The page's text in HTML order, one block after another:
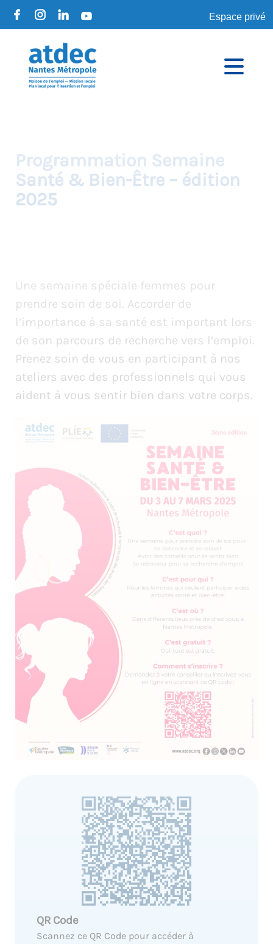
Espace privé
Programmation Semaine
Santé & Bien-Être – édition
2025
Une semaine spéciale femmes pour
prendre soin de soi. Accorder de
l’importance à sa santé est important lors
de son parcours de recherche vers l’emploi.
Prenez soin de vous en participant à nos
ateliers avec des professionnels qui vous
aident à vous sentir bien dans votre corps.
QR Code
Scannez ce QR Code pour accéder à